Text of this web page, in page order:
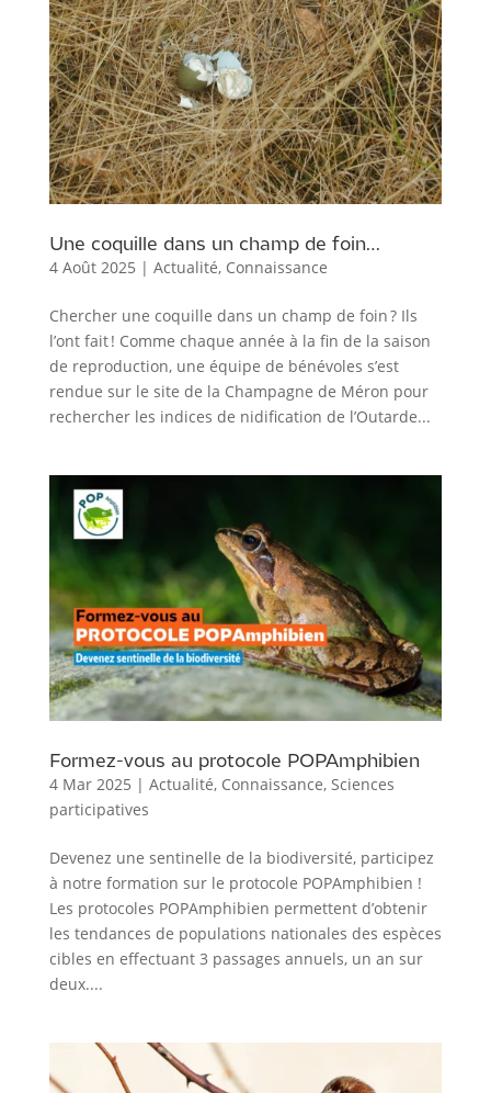
Une coquille dans un champ de foin…
4 Août 2025 | Actualité, Connaissance
Chercher une coquille dans un champ de foin ? Ils
l’ont fait ! Comme chaque année à la fin de la saison
de reproduction, une équipe de bénévoles s’est
rendue sur le site de la Champagne de Méron pour
rechercher les indices de nidification de l’Outarde...
Formez-vous au protocole POPAmphibien
4 Mar 2025 | Actualité, Connaissance, Sciences
participatives
Devenez une sentinelle de la biodiversité, participez
à notre formation sur le protocole POPAmphibien !
Les protocoles POPAmphibien permettent d’obtenir
les tendances de populations nationales des espèces
cibles en effectuant 3 passages annuels, un an sur
deux....